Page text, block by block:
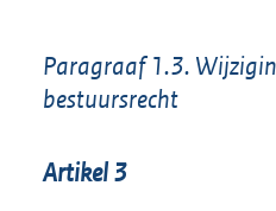
Paragraaf 1.3.
bestuursrecht
Artikel 3